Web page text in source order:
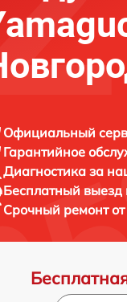
Официальный
Гарантийное
Диагностика за
Бесплатный выезд
Срочный ремонт